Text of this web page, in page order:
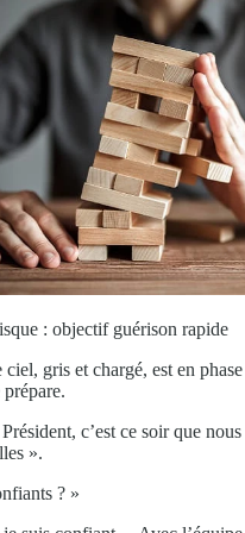
: objectif guérison rapide
gris et chargé, est en
c’est ce soir que
».
? »